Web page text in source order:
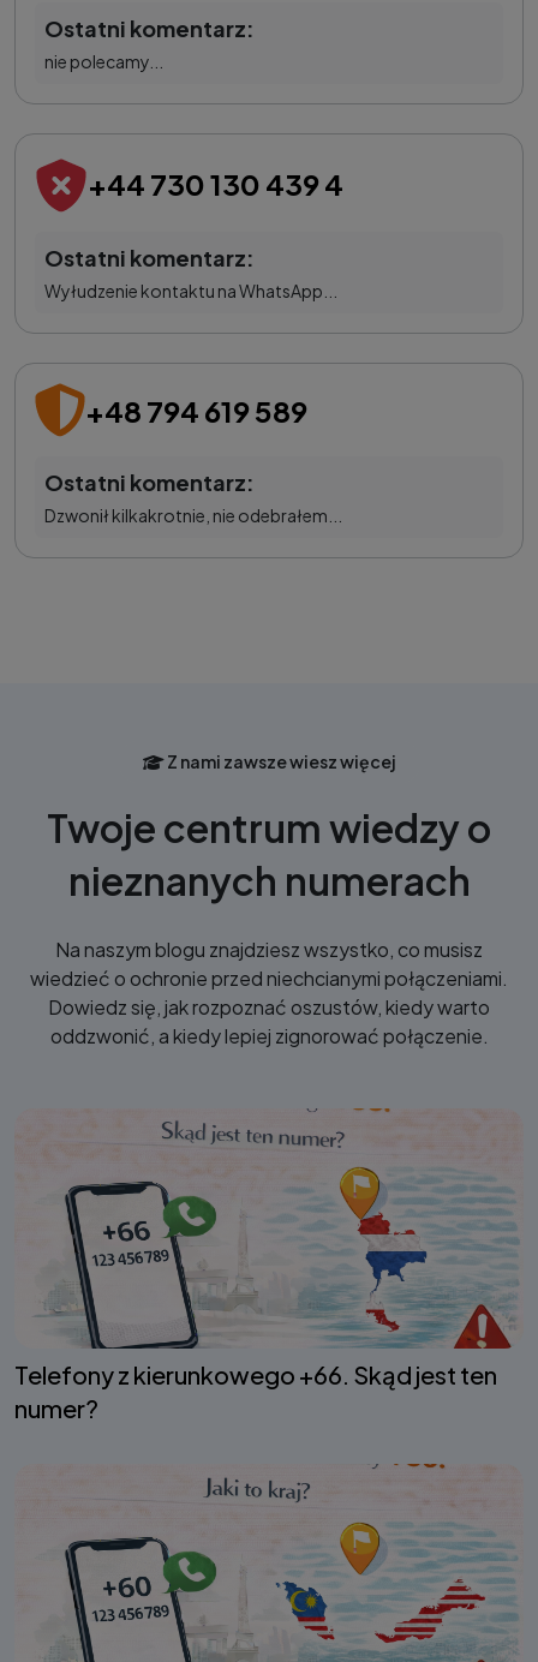
Ostatni komentarz:
nie polecamy...
+44 730 130 439 4
Ostatni komentarz:
Wyłudzenie kontaktu na WhatsApp...
+48 794 619 589
Ostatni komentarz:
Dzwonił kilkakrotnie, nie odebrałem...
Z nami zawsze wiesz więcej
Twoje centrum wiedzy o
nieznanych numerach
Na naszym blogu znajdziesz wszystko, co musisz
wiedzieć o ochronie przed niechcianymi połączeniami.
Dowiedz się, jak rozpoznać oszustów, kiedy warto
oddzwonić, a kiedy lepiej zignorować połączenie.
Telefony z kierunkowego +66. Skąd jest ten
numer?